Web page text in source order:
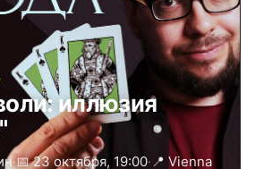
иллюзия
·📅 23 октября, 19:00·📍 Vienna